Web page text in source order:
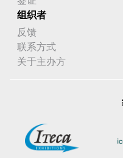
组织者
反馈
联系方式
关于主办方